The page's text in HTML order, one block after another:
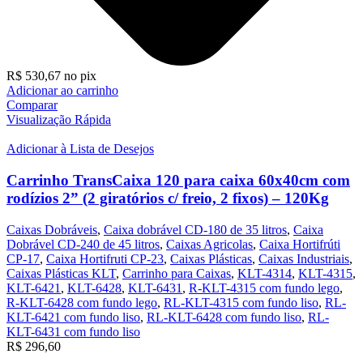
R$ 530,67 no pix
Adicionar ao carrinho
Comparar
Visualização Rápida
Adicionar à Lista de Desejos
Carrinho TransCaixa 120 para caixa 60x40cm com
rodízios 2” (2 giratórios c/ freio, 2 fixos) – 120Kg
Caixas Dobráveis, Caixa dobrável CD-180 de 35 litros, Caixa
Dobrável CD-240 de 45 litros, Caixas Agricolas, Caixa Hortifrúti
CP-17, Caixa Hortifruti CP-23, Caixas Plásticas, Caixas Industriais,
Caixas Plásticas KLT, Carrinho para Caixas, KLT-4314, KLT-4315,
KLT-6421 , KLT-6428, KLT-6431 , R-KLT-4315 com fundo lego,
R-KLT-6428 com fundo lego, RL-KLT-4315 com fundo liso, RL-
KLT-6421 com fundo liso, RL-KLT-6428 com fundo liso, RL-
KLT-6431 com fundo liso
R$ 296,60